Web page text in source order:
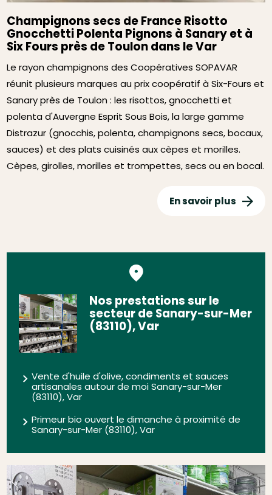
Champignons secs de France Risotto
Gnocchetti Polenta Pignons à Sanary et à
Six Fours près de Toulon dans le Var
Le rayon champignons des Coopératives SOPAVAR
réunit plusieurs marques au prix coopératif à Six-Fours et
Sanary près de Toulon : les risottos, gnocchetti et
polenta d'Auvergne Esprit Sous Bois, la large gamme
Distrazur (gnocchis, polenta, champignons secs, bocaux,
sauces) et des plats cuisinés aux cèpes et morilles.
Cèpes, girolles, morilles et trompettes, secs ou en bocal.
En savoir plus
Nos prestations sur le
secteur de Sanary-sur-Mer
(83110), Var
Vente d'huile d'olive, condiments et sauces
artisanales autour de moi Sanary-sur-Mer
(83110), Var
Primeur bio ouvert le dimanche à proximité de
Sanary-sur-Mer (83110), Var